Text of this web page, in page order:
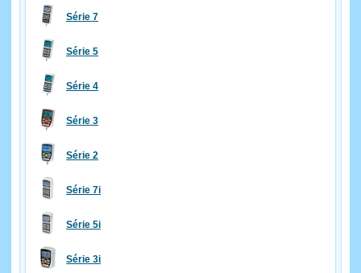
Série 7
Série 5
Série 4
Série 3
Série 2
Série 7i
Série 5i
Série 3i